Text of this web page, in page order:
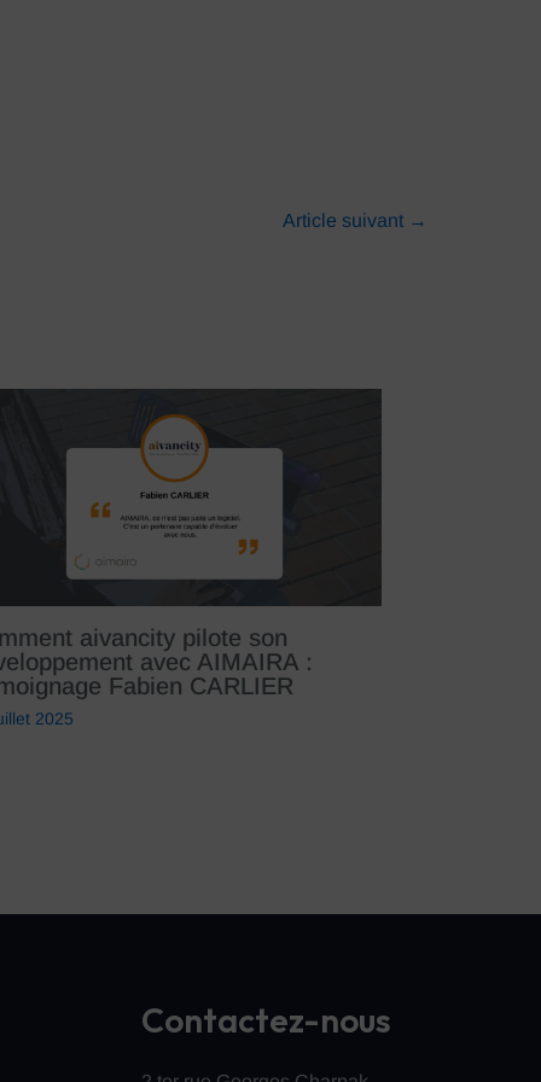
Article suivant →
aivancity pilote son
avec AIMAIRA :
Fabien CARLIER
2025
Contactez-nous